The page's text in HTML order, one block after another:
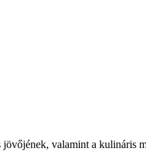
valamint a kulináris